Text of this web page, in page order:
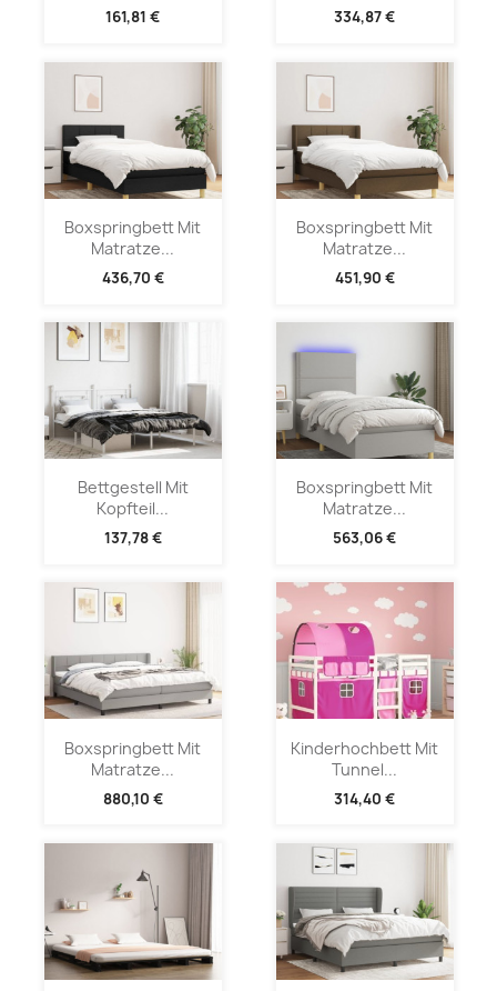
161,81 € 334,87 €
Boxspringbett Mit
Matratze...
436,70 €
Boxspringbett Mit
Matratze...
451,90 €
Bettgestell Mit
Kopfteil...
137,78 €
Boxspringbett Mit
Matratze...
563,06 €
Boxspringbett Mit
Matratze...
880,10 €
Kinderhochbett Mit
Tunnel...
314,40 €